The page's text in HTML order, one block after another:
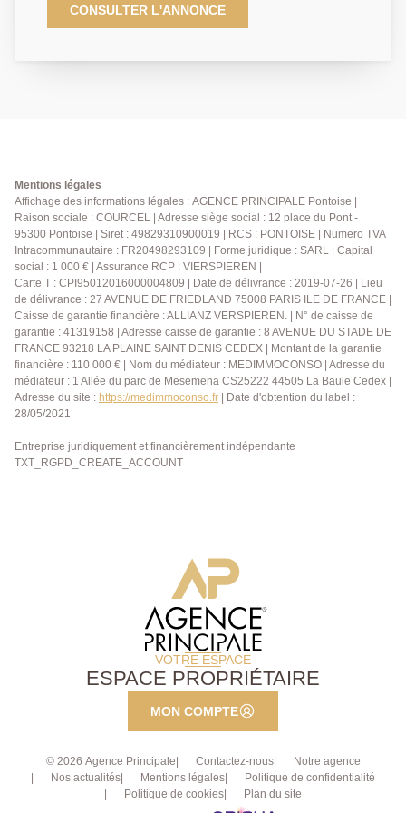
une maison de 6 pièces idéalement agencé offrant un
séjour traversant donnant sur terrasse et jardin,
CONSULTER L'ANNONCE
Mentions légales
Affichage des informations légales : AGENCE PRINCIPALE Pontoise |
Raison sociale : COURCEL | Adresse siège social : 12 place du Pont -
95300 Pontoise | Siret : 49829310900019 | RCS : PONTOISE | Numero TVA
Intracommunautaire : FR20498293109 | Forme juridique : SARL | Capital
social : 1 000 € | Assurance RCP : VIERSPIEREN |
Carte T : CPI95012016000004809 | Date de délivrance : 2019-07-26 | Lieu
de délivrance : 27 AVENUE DE FRIEDLAND 75008 PARIS ILE DE FRANCE |
Caisse de garantie financière : ALLIANZ VERSPIEREN. | N° de caisse de
garantie : 41319158 | Adresse caisse de garantie : 8 AVENUE DU STADE DE
FRANCE 93218 LA PLAINE SAINT DENIS CEDEX | Montant de la garantie
financière : 110 000 € | Nom du médiateur : MEDIMMOCONSO | Adresse du
médiateur : 1 Allée du parc de Mesemena CS25222 44505 La Baule Cedex |
Adresse du site : https://medimmoconso.fr | Date d'obtention du label :
28/05/2021
Entreprise juridiquement et financièrement indépendante
TXT_RGPD_CREATE_ACCOUNT
VOTRE ESPACE
ESPACE PROPRIÉTAIRE
MON COMPTE
© 2026 Agence Principale Contactez-nous
Notre agence
Nos actualités
Mentions légales
Politique de confidentialité
Politique de cookies
Plan du site